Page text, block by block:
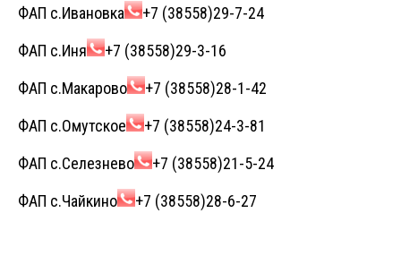
ФАП с.Ивановка
+7 (38558)29-7-24
ФАП с.Иня
+7 (38558)29-3-16
ФАП с.Макарово
+7 (38558)28-1-42
ФАП с.Омутское
+7 (38558)24-3-81
ФАП с.Селезнево
+7 (38558)21-5-24
ФАП с.Чайкино
+7 (38558)28-6-27